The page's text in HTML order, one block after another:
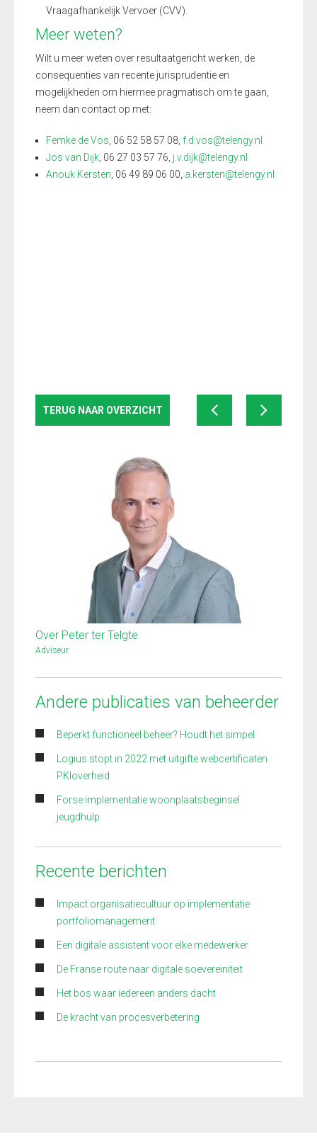
Vraagafhankelijk Vervoer (CVV).
Meer weten?
Wilt u meer weten over resultaatgericht werken, de
consequenties van recente jurisprudentie en
mogelijkheden om hiermee pragmatisch om te gaan,
neem dan contact op met:
Femke de Vos , 06 52 58 57 08, f.d.vos@telengy.nl
Jos van Dijk , 06 27 03 57 76, j.v.dijk@telengy.nl
Anouk Kersten , 06 49 89 06 00, a.kersten@telengy.nl
TERUG NAAR OVERZICHT
Over Peter ter Telgte
Adviseur
Andere publicaties van beheerder
Beperkt functioneel beheer? Houdt het simpel
Logius stopt in 2022 met uitgifte webcertificaten
PKIoverheid
Forse implementatie woonplaatsbeginsel
jeugdhulp
Recente berichten
Impact organisatiecultuur op implementatie
portfoliomanagement
Een digitale assistent voor elke medewerker
De Franse route naar digitale soevereiniteit
Het bos waar iedereen anders dacht
De kracht van procesverbetering